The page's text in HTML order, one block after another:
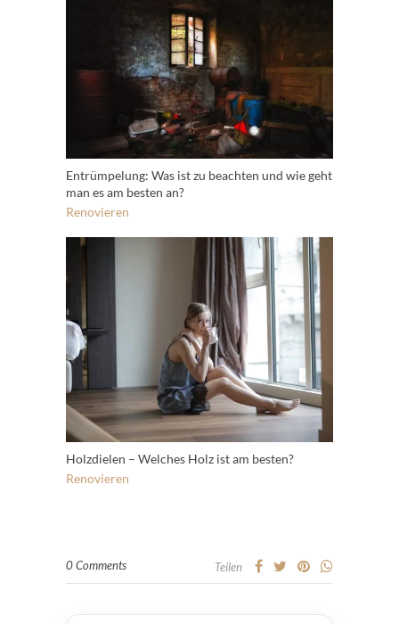
Entrümpelung: Was ist zu beachten und wie geht
man es am besten an?
Renovieren
Holzdielen – Welches Holz ist am besten?
Renovieren
0 Comments Teilen